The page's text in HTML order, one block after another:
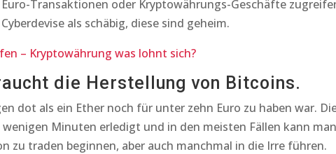
Transaktionen oder Kryptowährungs-Geschäfte
als schäbig, diese sind geheim.
– Kryptowährung was lohnt sich?
die Herstellung von Bitcoins.
dot als ein Ether noch für unter zehn Euro zu haben war.
Minuten erledigt und in den meisten Fällen kann man
zu traden beginnen, aber auch manchmal in die Irre führen.